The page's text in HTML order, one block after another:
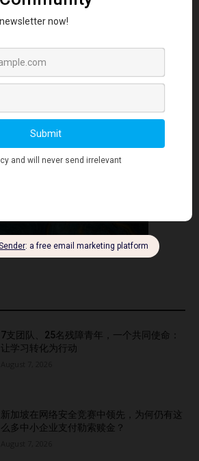
- Advertisment -
7支团队、25名残障青年，一个共同使命：
让学习转化为行动
新加坡在网络安全竞赛中领先，为何仍有这
么多中小企业支付勒索赎金？